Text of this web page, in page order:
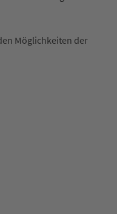
Möglichkeiten der